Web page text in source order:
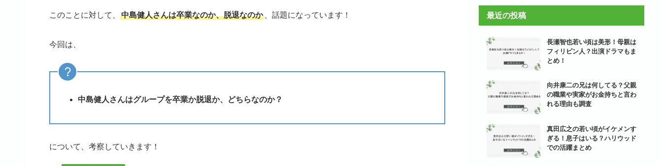
このことに対して、 中島健人さんは卒業なのか、脱退なのか 、話題になっています！
今回は、
中島健人さんはグループを卒業か脱退か、どちらなのか？
について、考察していきます！
イ
最近の投稿
長瀬智也若い頃は美形！母親は
フィリピン人？出演ドラマもま
とめ！
向井康二の兄は何してる？父親
の職業や実家がお金持ちと言わ
れる理由も調査
真田広之の若い頃がイケメンす
ぎる！息子はいる？ハリウッド
での活躍まとめ